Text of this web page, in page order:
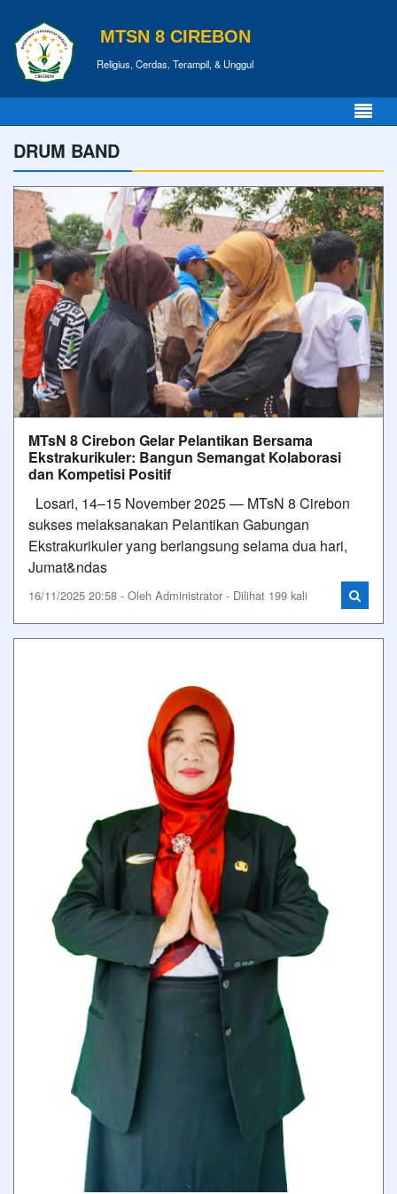
MTSN 8 CIREBON
Religius, Cerdas, Terampil, & Unggul
DRUM BAND
MTsN 8 Cirebon Gelar Pelantikan Bersama
Ekstrakurikuler: Bangun Semangat Kolaborasi
dan Kompetisi Positif
Losari, 14–15 November 2025 — MTsN 8 Cirebon
sukses melaksanakan Pelantikan Gabungan
Ekstrakurikuler yang berlangsung selama dua hari,
Jumat&ndas
16/11/2025 20:58 - Oleh Administrator - Dilihat 199 kali